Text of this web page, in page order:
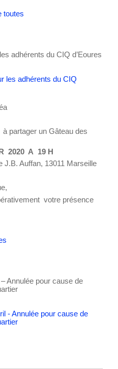
toutes
adhérents du CIQ d’Eoures
partager un Gâteau des
2020 A 19 H
J.B. Auffan, 13011 Marseille
votre présence
Annulée pour cause de